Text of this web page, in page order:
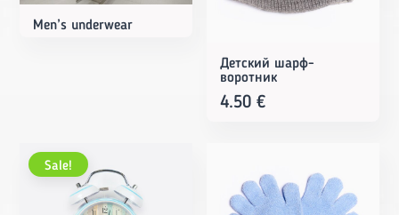
Men’s underwear
Детский шарф-
воротник
4.50€
Sale!